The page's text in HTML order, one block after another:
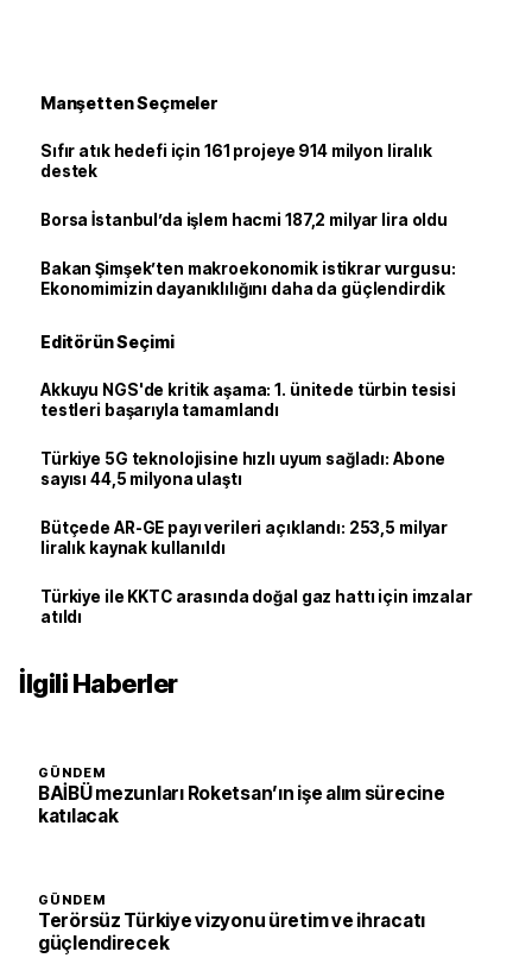
Manşetten Seçmeler
Sıfır atık hedefi için 161 projeye 914 milyon liralık
destek
Borsa İstanbul’da işlem hacmi 187,2 milyar lira oldu
Bakan Şimşek’ten makroekonomik istikrar vurgusu:
Ekonomimizin dayanıklılığını daha da güçlendirdik
Editörün Seçimi
Akkuyu NGS'de kritik aşama: 1. ünitede türbin tesisi
testleri başarıyla tamamlandı
Türkiye 5G teknolojisine hızlı uyum sağladı: Abone
sayısı 44,5 milyona ulaştı
Bütçede AR-GE payı verileri açıklandı: 253,5 milyar
liralık kaynak kullanıldı
Türkiye ile KKTC arasında doğal gaz hattı için imzalar
atıldı
İlgili Haberler
GÜNDEM
BAİBÜ mezunları Roketsan’ın işe alım sürecine
katılacak
GÜNDEM
Terörsüz Türkiye vizyonu üretim ve ihracatı
güçlendirecek